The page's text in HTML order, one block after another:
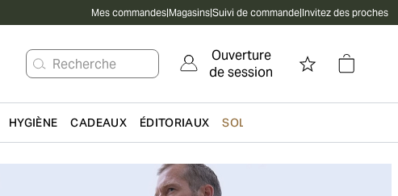
Mes commandes|Magasins|Suivi de commande|Invitez des proches
Recherche
Ouverture
de session
HYGIÈNE CADEAUX ÉDITORIAUX SOLDES